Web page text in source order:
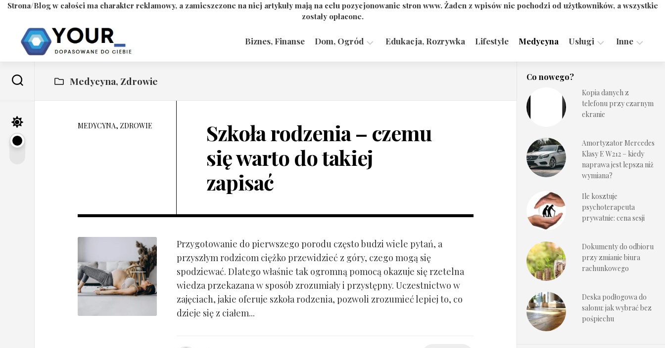
Strona/Blog w całości ma charakter reklamowy, a zamieszczone na niej artykuły mają na celu pozycjonowanie stron www. Żaden z wpisów nie pochodzi od użytkowników, a wszystkie
zostały opłacone.
content
Biznes, Finanse Dom, Ogród Edukacja, Rozrywka Lifestyle Medycyna Usługi
Technologie
Inne
Medycyna, Zdrowie
MEDYCYNA, ZDROWIE
Szkoła rodzenia – czemu
się warto do takiej
zapisać
Przygotowanie do pierwszego porodu często budzi wiele pytań, a
przyszłym rodzicom ciężko przewidzieć z góry, czego mogą się
spodziewać. Dlatego właśnie tak ogromną pomocą okazuje się rzetelna
wiedza przekazana w sposób zrozumiały i przystępny. Uczestnictwo w
zajęciach, jakie oferuje szkoła rodzenia, pozwoli zrozumieć lepiej to, co
dzieje się z ciałem...
Co nowego?
Kopia danych z
telefonu przy czarnym
ekranie
Amortyzator Mercedes
Klasy E W212 – kiedy
naprawa jest lepsza niż
wymiana?
Ile kosztuje
psychoterapeuta
prywatnie: cena sesji
Dokumenty do odbioru
przy zmianie biura
rachunkowego
Deska podłogowa do
salonu: jak wybrać bez
pośpiechu